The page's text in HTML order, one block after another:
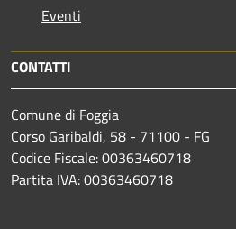
Eventi
CONTATTI
Comune di Foggia
Corso Garibaldi, 58 - 71100 - FG
Codice Fiscale: 00363460718
Partita IVA: 00363460718